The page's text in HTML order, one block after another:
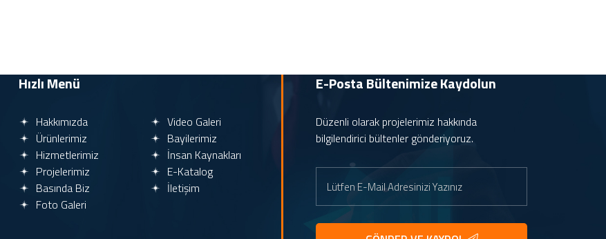
Havuz Temizliğinde
Poolsam Havuzdan
Yakın Çözüm:
CSP Çevikeller
Hızlı Menü
Hakkımızda
Ürünlerimiz
Hizmetlerimiz
Projelerimiz
Basında Biz
Foto Galeri
Video Galeri
Bayilerimiz
İnsan Kaynakları
E-Katalog
İletişim
E-Posta BültenimizeKaydolun
Düzenli olarak projelerimiz hakkında
bilgilendirici bültenler gönderiyoruz.